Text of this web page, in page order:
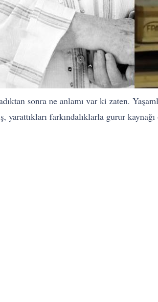
sonra ne anlamı var ki zaten.
farkındalıklarla gurur